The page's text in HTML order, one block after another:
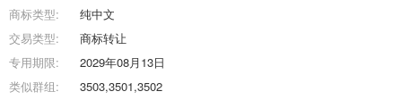
商标类型:
纯中文
交易类型:
商标转让
专用期限:
2029年08月13日
类似群组:
3503,3501,3502